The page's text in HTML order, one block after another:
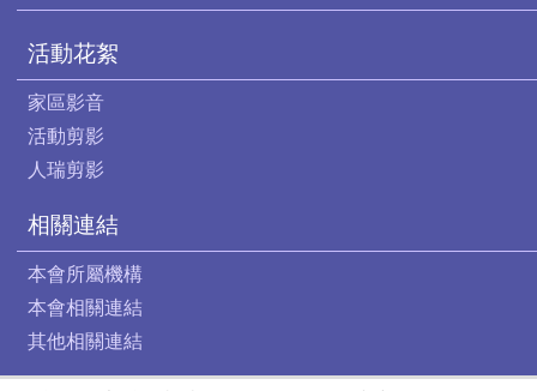
活動花絮
家區影音
活動剪影
人瑞剪影
相關連結
本會所屬機構
本會相關連結
其他相關連結